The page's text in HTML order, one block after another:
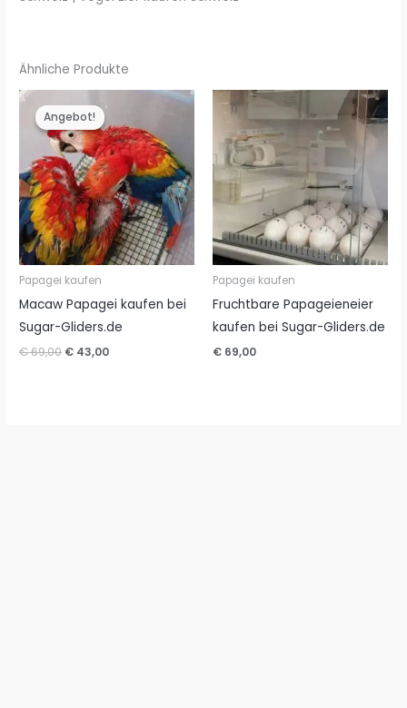
Ähnliche Produkte
Angebot!
Angebot!
Papagei kaufen
Macaw Papagei kaufen bei
Sugar-Gliders.de
€69,00 Ursprünglicher
€ 43,00Aktueller
Papagei kaufen
Fruchtbare Papageieneier
kaufen bei Sugar-Gliders.de
€ 69,00